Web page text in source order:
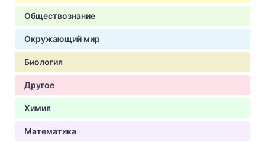
Обществознание
Окружающий мир
Биология
Другое
Химия
Математика